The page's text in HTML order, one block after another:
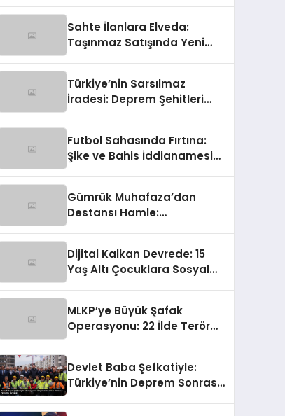
Sahte İlanlara Elveda:
Taşınmaz Satışında Yeni
Türkiye’nin Sarsılmaz
İradesi: Deprem Şehitleri
Futbol Sahasında Fırtına:
Şike ve Bahis İddianamesi
Gümrük Muhafaza’dan
Destansı Hamle:
Tokat
Dijital Kalkan Devrede: 15
Yaş Altı Çocuklara Sosyal
MLKP’ye Büyük Şafak
Operasyonu: 22 İlde Terör
Devlet Baba Şefkatiyle:
Türkiye’nin Deprem Sonrası